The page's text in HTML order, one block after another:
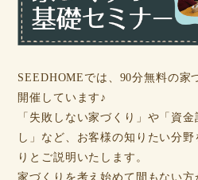
SEEDHOMEでは、90分無料の家
開催しています♪
「失敗しない家づくり」や「資
し」など、お客様の知りたい分
りとご説明いたします。
家づくりを考え始めて間もない